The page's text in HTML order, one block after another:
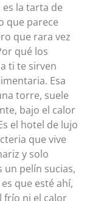
la tarta de
que parece
que rara vez
qué los
ti te sirven
Esa
torre, suele
bajo el calor
el hotel de lujo
que vive
y solo
un pelín sucias,
que esté ahí,
frío ni el calor